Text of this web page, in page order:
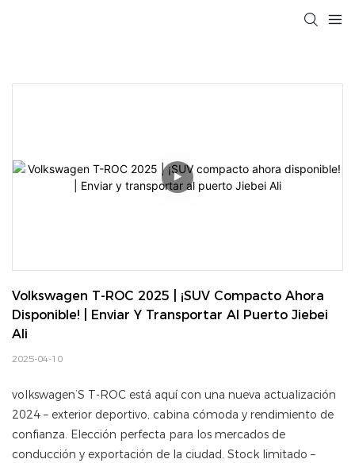
Volkswagen T-ROC 2025 | ¡SUV Compacto Ahora
Disponible! | Enviar Y Transportar Al Puerto Jiebei
Ali
2025-04-10
volkswagen’S T-ROC está aquí con una nueva actualización
2024 – exterior deportivo, cabina cómoda y rendimiento de
confianza. Elección perfecta para los mercados de
conducción y exportación de la ciudad. Stock limitado –